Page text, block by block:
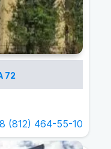
72
8 (812) 464-55-10